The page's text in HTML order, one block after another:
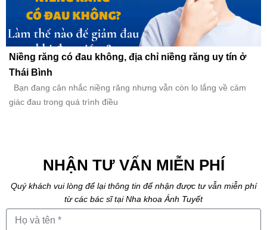
Niềng răng có đau không, địa chỉ niềng răng uy tín ở
Thái Bình
Bạn đang cân nhắc niềng răng nhưng vẫn còn lo lắng về cảm
giác đau trong quá trình điều
NHẬN TƯ VẤN MIỄN PHÍ
Quý khách vui lòng để lại thông tin để nhận được tư vẫn miễn phí
từ các bác sĩ tại Nha khoa Ánh Tuyết